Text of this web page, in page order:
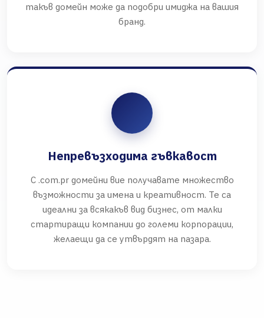
такъв домейн може да подобри имиджа на вашия
бранд.
Непревъзходима гъвкавост
С .com.pr домейни вие получавате множество
възможности за имена и креативност. Те са
идеални за всякакъв вид бизнес, от малки
стартиращи компании до големи корпорации,
желаещи да се утвърдят на пазара.